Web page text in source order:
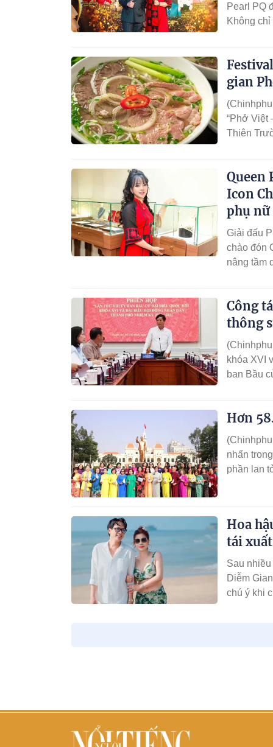
Pearl PQ
Không
gian
“Phở Việt
Thiên
Queen
Icon
phụ nữ
Giải đấu
chào đón
nâng tầm
Ngọc Sức
Công
thông
khóa XVI
ban Bầu
Hơn
nhấn
phần lan
Hoa
tái
Sau
Diễm
chú ý khi
tình yêu